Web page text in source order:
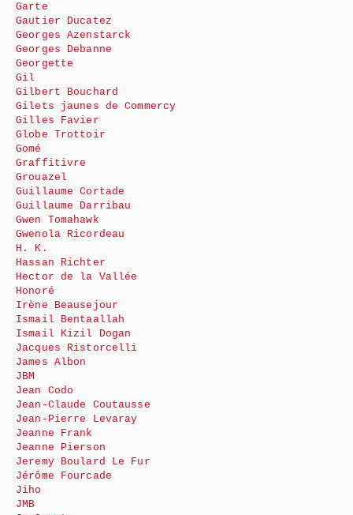
Garte
Gautier Ducatez
Georges Azenstarck
Georges Debanne
Georgette
Gil
Gilbert Bouchard
Gilets jaunes de Commercy
Gilles Favier
Globe Trottoir
Gomé
Graffitivre
Grouazel
Guillaume Cortade
Guillaume Darribau
Gwen Tomahawk
Gwenola Ricordeau
H. K.
Hassan Richter
Hector de la Vallée
Honoré
Irène Beausejour
Ismail Bentaallah
Ismail Kizil Dogan
Jacques Ristorcelli
James Albon
JBM
Jean Codo
Jean-Claude Coutausse
Jean-Pierre Levaray
Jeanne Frank
Jeanne Pierson
Jeremy Boulard Le Fur
Jérôme Fourcade
Jiho
JMB